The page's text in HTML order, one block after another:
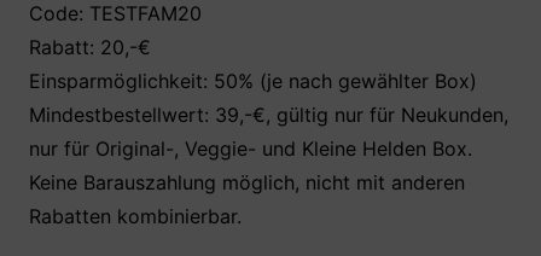
Code: TESTFAM20
Rabatt: 20,-€
Einsparmöglichkeit: 50% (je nach gewählter Box)
Mindestbestellwert: 39,-€, gültig nur für Neukunden,
nur für Original-, Veggie- und Kleine Helden Box.
Keine Barauszahlung möglich, nicht mit anderen
Rabatten kombinierbar.